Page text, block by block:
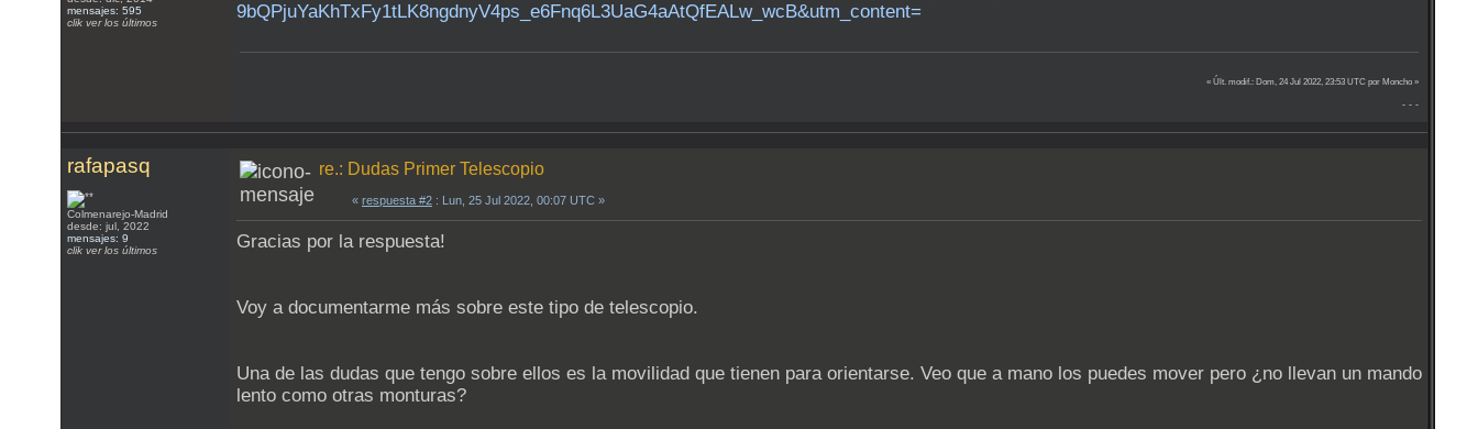
mensajes: 595
clik ver los últimos
9bQPjuYaKhTxFy1tLK8ngdnyV4ps_e6Fnq6L3UaG4aAtQfEALw_wcB&utm_content=
« Últ. modif.: Dom, 24 Jul 2022, 23:53 UTC por Moncho »
- - -
rafapasq
Colmenarejo-Madrid
desde: jul, 2022
mensajes: 9
clik ver los últimos
re.: Dudas Primer Telescopio
« respuesta #2 : Lun, 25 Jul 2022, 00:07 UTC »
Gracias por la respuesta!
Voy a documentarme más sobre este tipo de telescopio.
Una de las dudas que tengo sobre ellos es la movilidad que tienen para orientarse. Veo que a mano los puedes mover pero ¿no llevan un mando
lento como otras monturas?